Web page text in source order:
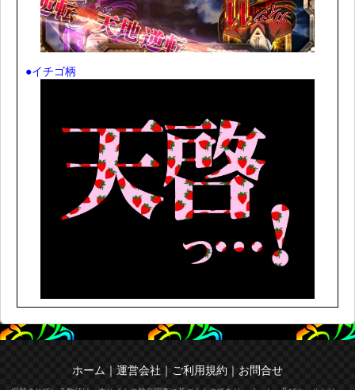
●イチゴ柄
ホーム ｜ 運営会社 ｜ ご利用規約 ｜ お問合せ